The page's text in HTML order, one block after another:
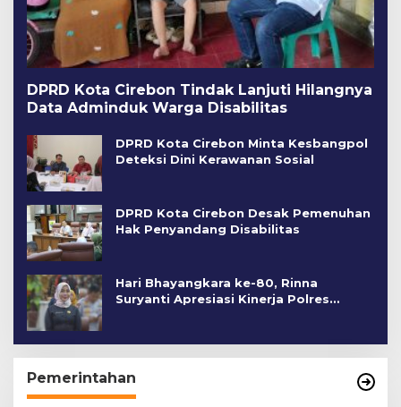
DPRD Kota Cirebon Tindak Lanjuti Hilangnya
Data Adminduk Warga Disabilitas
DPRD Kota Cirebon Minta Kesbangpol
Deteksi Dini Kerawanan Sosial
DPRD Kota Cirebon Desak Pemenuhan
Hak Penyandang Disabilitas
Hari Bhayangkara ke-80, Rinna
Suryanti Apresiasi Kinerja Polres
Pemerintahan